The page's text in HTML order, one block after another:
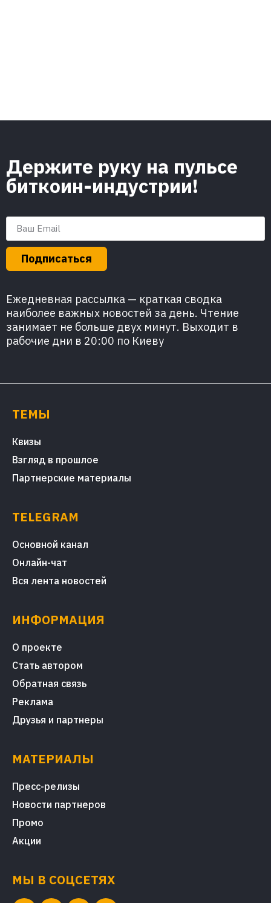
Держите руку на пульсе
биткоин-индустрии!
Подписаться
Ежедневная рассылка — краткая сводка
наиболее важных новостей за день. Чтение
занимает не больше двух минут. Выходит в
рабочие дни в 20:00 по Киеву
ТЕМЫ
Квизы
Взгляд в прошлое
Партнерские материалы
TELEGRAM
Основной канал
Онлайн-чат
Вся лента новостей
ИНФОРМАЦИЯ
О проекте
Стать автором
Обратная связь
Реклама
Друзья и партнеры
МАТЕРИАЛЫ
Пресс-релизы
Новости партнеров
Промо
Акции
МЫ В СОЦСЕТЯХ